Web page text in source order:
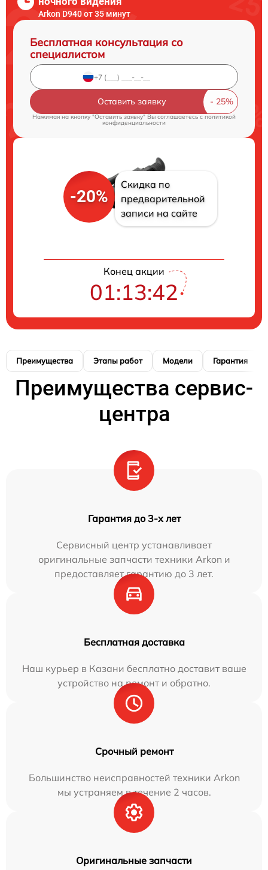
Arkon D940 от 35 минут
Бесплатная консультация со
специалистом
Оставить заявку
Нажимая на кнопку "Оставить заявку" Вы соглашаетесь c политикой
конфиденциальности
-20%
Скидка по
предварительной
записи на сайте
Конец акции
01:13:41
Преимущества Этапы работ Модели Гарантия
Преимущества сервис-
центра
Гарантия до 3-х лет
Сервисный центр устанавливает
оригинальные запчасти техники Arkon и
предоставляет гарантию до 3 лет.
Бесплатная доставка
Наш курьер в Казани бесплатно доставит ваше
устройство на ремонт и обратно.
Срочный ремонт
Большинство неисправностей техники Arkon
мы устраняем в течение 2 часов.
Оригинальные запчасти